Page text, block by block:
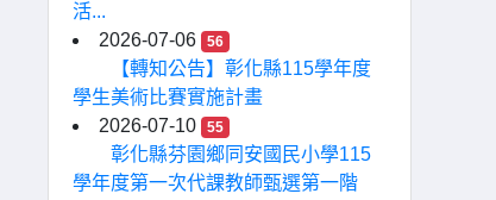
活...
2026-07-06
56
【轉知公告】彰化縣115學年度
學生美術比賽實施計畫
2026-07-10
55
彰化縣芬園鄉同安國民小學115
學年度第一次代課教師甄選第一階